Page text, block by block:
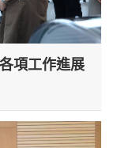
項工作進展